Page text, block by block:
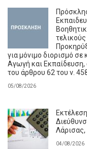
για μόνιμο διορισμό σε
Αγωγή και
του άρθρου 62 του ν.
05/08/2026
04/08/2026